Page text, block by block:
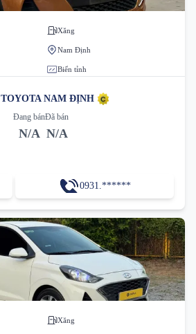
Xăng
Nam Định
Biển tỉnh
TOYOTA NAM ĐỊNH
Đang bán
N/A
Đã bán
N/A
0931.******
Xăng